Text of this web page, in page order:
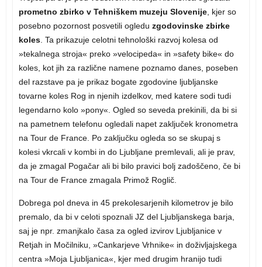
prometno zbirko v Tehniškem muzeju Slovenije, kjer so
posebno pozornost posvetili ogledu zgodovinske zbirke
koles. Ta prikazuje celotni tehnološki razvoj kolesa od
»tekalnega stroja« preko »velocipeda« in »safety bike« do
koles, kot jih za različne namene poznamo danes, poseben
del razstave pa je prikaz bogate zgodovine ljubljanske
tovarne koles Rog in njenih izdelkov, med katere sodi tudi
legendarno kolo »pony«. Ogled so seveda prekinili, da bi si
na pametnem telefonu ogledali napet zaključek kronometra
na Tour de France. Po zaključku ogleda so se skupaj s
kolesi vkrcali v kombi in do Ljubljane premlevali, ali je prav,
da je zmagal Pogačar ali bi bilo pravici bolj zadoščeno, če bi
na Tour de France zmagala Primož Roglič.
Dobrega pol dneva in 45 prekolesarjenih kilometrov je bilo
premalo, da bi v celoti spoznali JZ del Ljubljanskega barja,
saj je npr. zmanjkalo časa za ogled izvirov Ljubljanice v
Retjah in Močilniku, »Cankarjeve Vrhnike« in doživljajskega
centra »Moja Ljubljanica«, kjer med drugim hranijo tudi